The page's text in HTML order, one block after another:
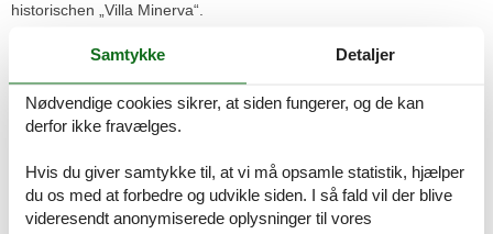
historischen „Villa Minerva“.
2024 wiederholt offiziell mit 5 Sternen bewertet für höchsten
Hier finden Sie das passende Ambiente für Ihren anspruchsvollen
Urlaub an der Ostsee in einer Ferienwohnung mit zwei
Schlafzimmern, zwei Badezimmern sowie großzügigem Wohn- und
Wohnung verfügt über zwei Balkone, die zum Entspannen,
Sonnenbaden oder Essen im Freien einladen.
Die „Villa Minerva“ wurde im Jahr 1910 erbaut und von September
Samtykke Detaljer
Nødvendige cookies sikrer, at siden fungerer, og de kan
derfor ikke fravælges.
Hvis du giver samtykke til, at vi må opsamle statistik, hjælper
du os med at forbedre og udvikle siden. I så fald vil der blive
videresendt anonymiserede oplysninger til vores